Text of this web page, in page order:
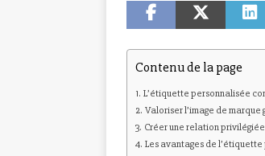
Contenu de la page
L’étiquette personnalisée
Valoriser l’image de
Créer une relation
Les avantages de